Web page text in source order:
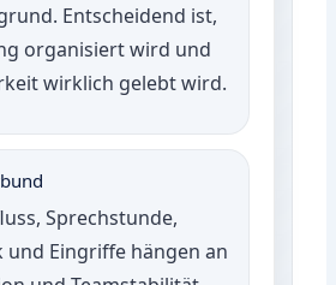
Entscheidend ist,
organisiert wird und
wirklich gelebt wird.
Sprechstunde,
und Eingriffe hängen an